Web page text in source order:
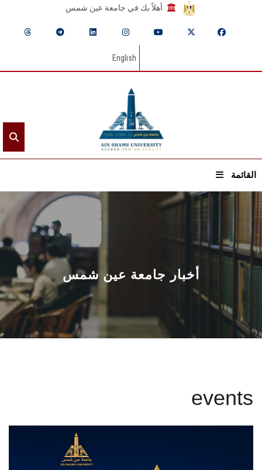
أهلاً بك في جامعة عين شمس
English
القائمة
الرئيسيـة
عن الجامعة
القطاعـات
الشئون الأكاديمية
البحث العلمي
الأنظمة الذكية
أخبار جامعة عين شمس
events